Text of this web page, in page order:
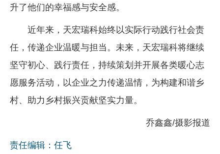
升了他们的幸福感与安全感。
近年来，天宏瑞科始终以实际行动践行社会责
任，传递企业温暖与担当。未来，天宏瑞科将继续
坚守初心、践行责任，持续策划并开展各类暖心志
愿服务活动，以企业之力传递温情，为构建和谐乡
村、助力乡村振兴贡献坚实力量。
乔鑫鑫/摄影报道
责任编辑：任飞